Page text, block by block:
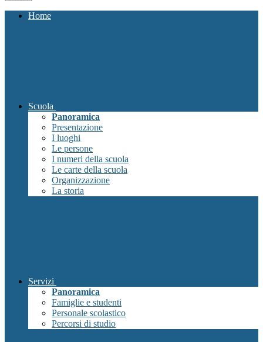
Home
Scuola
Panoramica
Presentazione
I luoghi
Le persone
I numeri della scuola
Le carte della scuola
Organizzazione
La storia
Servizi
Panoramica
Famiglie e studenti
Personale scolastico
Percorsi di studio